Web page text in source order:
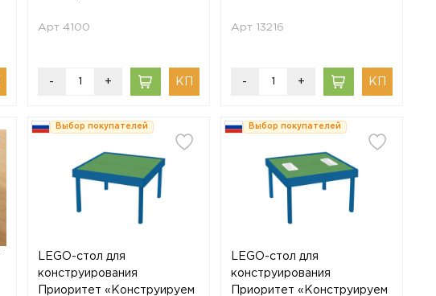
Арт 4100
- +
Арт 13216
- +
Выбор покупателей
LEGO-стол для
конструирования
Приоритет «Конструируем
Выбор покупателей
LEGO-стол для
конструирования
Приоритет «Конструируем